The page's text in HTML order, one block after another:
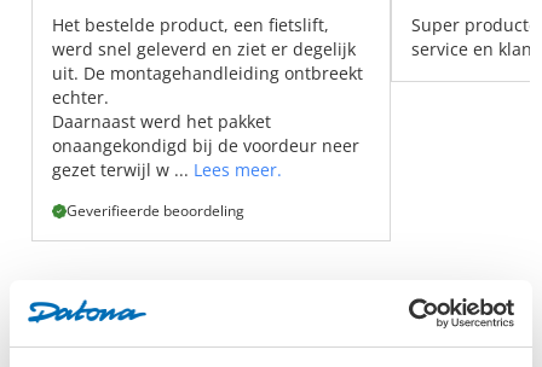
Het bestelde product, een fietslift,
werd snel geleverd en ziet er degelijk
uit. De montagehandleiding ontbreekt
echter.
Daarnaast werd het pakket
onaangekondigd bij de voordeur neer
gezet terwijl w ... Lees meer.
Geverifieerde beoordeling
Super
service en
Gereedschap voor het onderhoud
aan remmen